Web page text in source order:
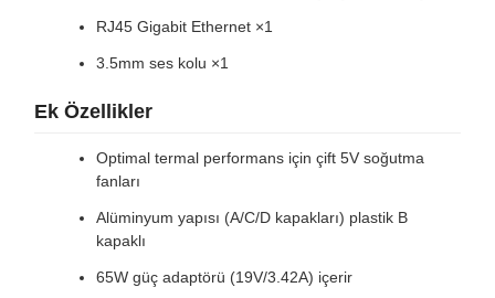
RJ45 Gigabit Ethernet ×1
3.5mm ses kolu ×1
Ek Özellikler
Optimal termal performans için çift 5V soğutma
fanları
Alüminyum yapısı (A/C/D kapakları) plastik B
kapaklı
65W güç adaptörü (19V/3.42A) içerir